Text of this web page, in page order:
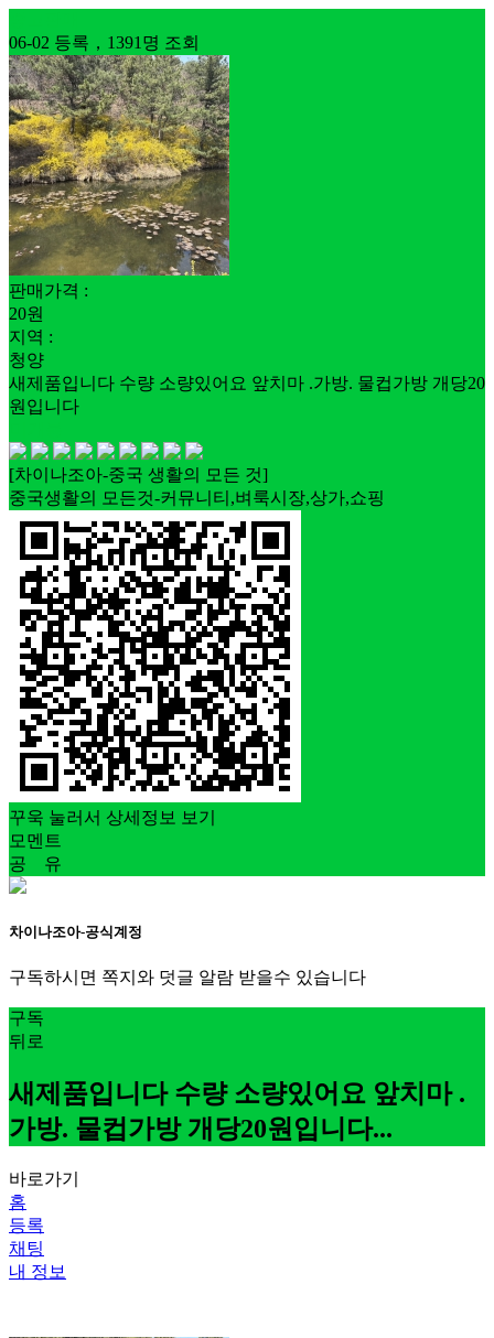
06-02 등록，1391명 조회
판매가격 :
20원
지역 :
청양
새제품입니다 수량 소량있어요 앞치마 .가방. 물컵가방 개당20
원입니다
[차이나조아-중국 생활의 모든 것]
중국생활의 모든것-커뮤니티,벼룩시장,상가,쇼핑
꾸욱 눌러서 상세정보 보기
모멘트
공 유
차이나조아-공식계정
구독하시면 쪽지와 덧글 알람 받을수 있습니다
구독
뒤로
새제품입니다 수량 소량있어요 앞치마 .
가방. 물컵가방 개당20원입니다...
바로가기
홈
등록
채팅
내 정보